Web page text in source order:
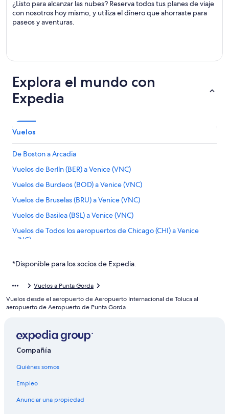
¿Listo para alcanzar las nubes? Reserva todos tus planes de viaje
con nosotros hoy mismo, y utiliza el dinero que ahorraste para
paseos y aventuras.
Explora el mundo con
Expedia
Vuelos
De Boston a Arcadia
Vuelos de Berlín (BER) a Venice (VNC)
Vuelos de Burdeos (BOD) a Venice (VNC)
Vuelos de Bruselas (BRU) a Venice (VNC)
Vuelos de Basilea (BSL) a Venice (VNC)
Vuelos de Todos los aeropuertos de Chicago (CHI) a Venice
(VNC)
Vuelos de Kassel (KSF) a Venice (VNC)
Vuelos de Kansas City (MCI) a Venice (VNC)
Vuelos de Orlando (MCO) a Venice (VNC)
Vuelos de Austin (AUS) a Fort Myers (RSW)
Vuelos de León (BJX) a Fort Myers (RSW)
*Disponible para los socios de Expedia.
Vuelos a Punta Gorda
Vuelos desde el aeropuerto de Aeropuerto Internacional de Toluca al
aeropuerto de Aeropuerto de Punta Gorda
Compañía
Quiénes somos
Empleo
Anunciar una propiedad